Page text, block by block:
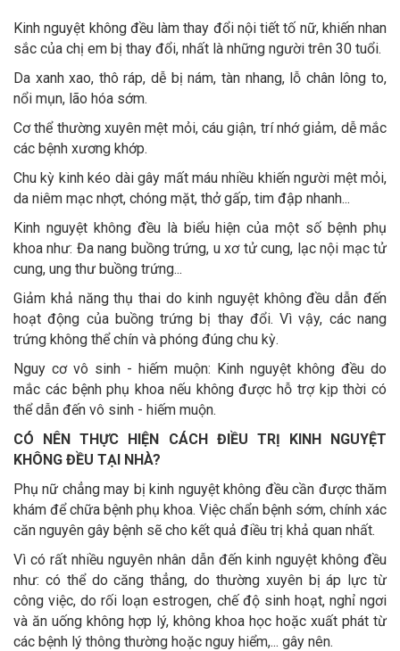
Kinh nguyệt không đều làm thay đổi nội tiết tố nữ, khiến nhan
sắc của chị em bị thay đổi, nhất là những người trên 30 tuổi.
Da xanh xao, thô ráp, dễ bị nám, tàn nhang, lỗ chân lông to,
nổi mụn, lão hóa sớm.
Cơ thể thường xuyên mệt mỏi, cáu giận, trí nhớ giảm, dễ mắc
các bệnh xương khớp.
Chu kỳ kinh kéo dài gây mất máu nhiều khiến người mệt mỏi,
da niêm mạc nhợt, chóng mặt, thở gấp, tim đập nhanh...
Kinh nguyệt không đều là biểu hiện của một số bệnh phụ
khoa như: Đa nang buồng trứng, u xơ tử cung, lạc nội mạc tử
cung, ung thư buồng trứng...
Giảm khả năng thụ thai do kinh nguyệt không đều dẫn đến
hoạt động của buồng trứng bị thay đổi. Vì vậy, các nang
trứng không thể chín và phóng đúng chu kỳ.
Nguy cơ vô sinh - hiếm muộn: Kinh nguyệt không đều do
mắc các bệnh phụ khoa nếu không được hỗ trợ kịp thời có
thể dẫn đến vô sinh - hiếm muộn.
CÓ NÊN THỰC HIỆN CÁCH ĐIỀU TRỊ KINH NGUYỆT
KHÔNG ĐỀU TẠI NHÀ?
Phụ nữ chẳng may bị kinh nguyệt không đều cần được thăm
khám để chữa bệnh phụ khoa. Việc chẩn bệnh sớm, chính xác
căn nguyên gây bệnh sẽ cho kết quả điều trị khả quan nhất.
Vì có rất nhiều nguyên nhân dẫn đến kinh nguyệt không đều
như: có thể do căng thẳng, do thường xuyên bị áp lực từ
công việc, do rối loạn estrogen, chế độ sinh hoạt, nghỉ ngơi
và ăn uống không hợp lý, không khoa học hoặc xuất phát từ
các bệnh lý thông thường hoặc nguy hiểm,... gây nên.